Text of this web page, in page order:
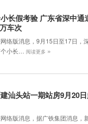
长假考验 广东省深中通
车次
络版消息，9月15日至17日，
小长…
阅读更多 »
汕头站一期站房9月20
络版消息，据广铁集团消息，